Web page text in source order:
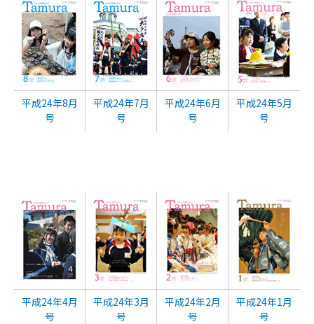
平成24年8月
号
平成24年7月
号
平成24年6月
号
平成24年5月
号
平成24年4月
号
平成24年3月
号
平成24年2月
号
平成24年1月
号